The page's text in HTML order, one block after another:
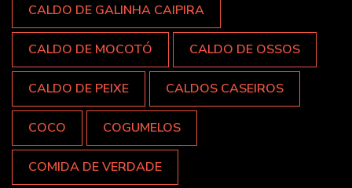
CALDO DE GALINHA CAIPIRA
CALDO DE MOCOTÓ CALDO DE OSSOS
CALDO DE PEIXE CALDOS CASEIROS
COCO COGUMELOS
COMIDA DE VERDADE